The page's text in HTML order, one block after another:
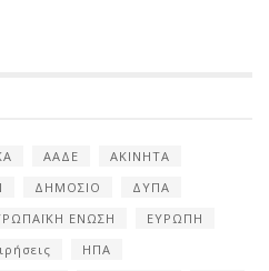
ΑΑΔΕ
ΑΚΙΝΗΤΑ
ΔΗΜΟΣΙΟ
ΔΥΠΑ
ΕΝΩΣΗ
ΕΥΡΩΠΗ
ΗΠΑ